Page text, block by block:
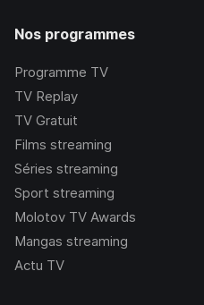
Nos programmes
Programme TV
TV Replay
TV Gratuit
Films streaming
Séries streaming
Sport streaming
Molotov TV Awards
Mangas streaming
Actu TV